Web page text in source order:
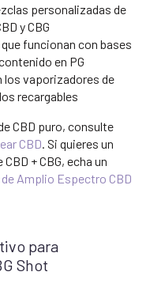
personalizadas de
y CBG
funcionan con bases
en PG
los vaporizadores de
recargables
CBD puro, consulte
CBD. Si quieres un
+ CBG, echa un
Amplio Espectro CBD
para
Shot